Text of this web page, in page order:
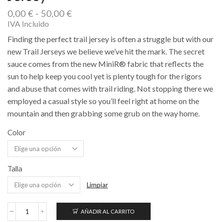
0,00€ - 50,00€Rango
desde
0,00 €
hasta
50,00 €
IVA Incluido
Finding the perfect trail jersey is often a struggle but with our
new Trail Jerseys we believe we’ve hit the mark. The secret
sauce comes from the new MiniR® fabric that reflects the
sun to help keep you cool yet is plenty tough for the rigors
and abuse that comes with trail riding. Not stopping there we
employed a casual style so you’ll feel right at home on the
mountain and then grabbing some grub on the way home.
Color
Talla
Limpiar
Women's
AÑADIR AL CARRITO